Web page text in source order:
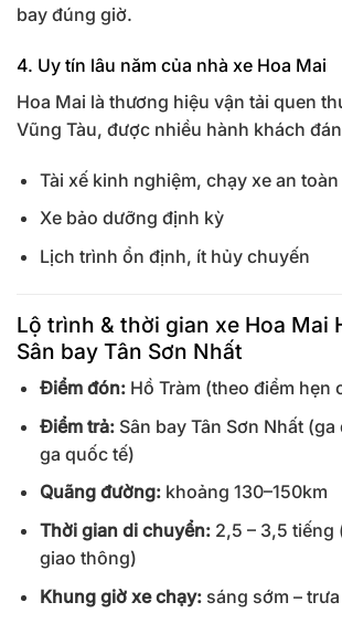
bay đúng giờ.
4. Uy tín lâu năm của nhà xe Hoa Mai
Hoa Mai là thương hiệu vận tải quen
Vũng Tàu, được nhiều hành khách
Tài xế kinh nghiệm, chạy xe an toàn
Xe bảo dưỡng định kỳ
Lịch trình ổn định, ít hủy chuyến
Lộ trình & thời gian xe Hoa Mai
Sân bay Tân Sơn Nhất
Điểm đón:Hồ Tràm (theo điểm hẹn
Điểm trả:Sân bay Tân Sơn Nhất
ga quốc tế)
Quãng đường:khoảng 130–150km
Thời gian di chuyển:2,5 – 3,5 tiếng
giao thông)
Khung giờ xe chạy:sáng sớm – trưa